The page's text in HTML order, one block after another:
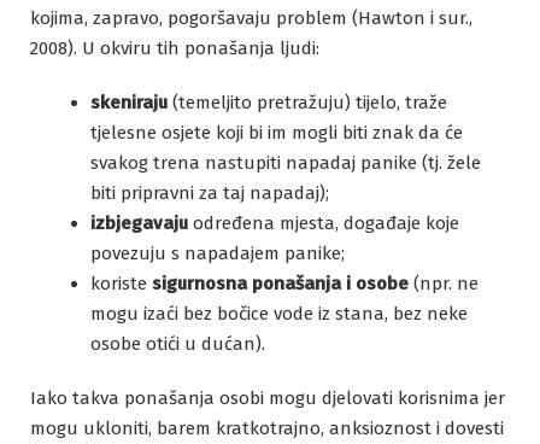
kojima, zapravo, pogoršavaju problem (Hawton i sur.,
2008). U okviru tih ponašanja ljudi:
skeniraju (temeljito pretražuju) tijelo, traže
tjelesne osjete koji bi im mogli biti znak da će
svakog trena nastupiti napadaj panike (tj. žele
biti pripravni za taj napadaj);
izbjegavaju određena mjesta, događaje koje
povezuju s napadajem panike;
koriste sigurnosna ponašanja i osobe (npr. ne
mogu izaći bez bočice vode iz stana, bez neke
osobe otići u dućan).
Iako takva ponašanja osobi mogu djelovati korisnima jer
mogu ukloniti, barem kratkotrajno, anksioznost i dovesti